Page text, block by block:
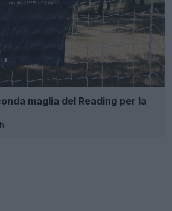
maglia del Reading per la